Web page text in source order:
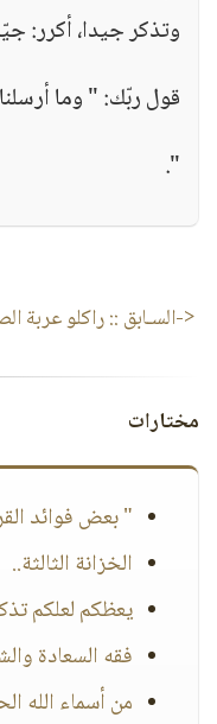
وتذكر جيدا، أكرر:
قول ربّك: " وما
".
<-السـابق ::راكلو عربة
مختارات
" بعض فوائد
الخزانة الثالثة..
يعظكم لعلكم
فقه السعادة
من أسماء الله